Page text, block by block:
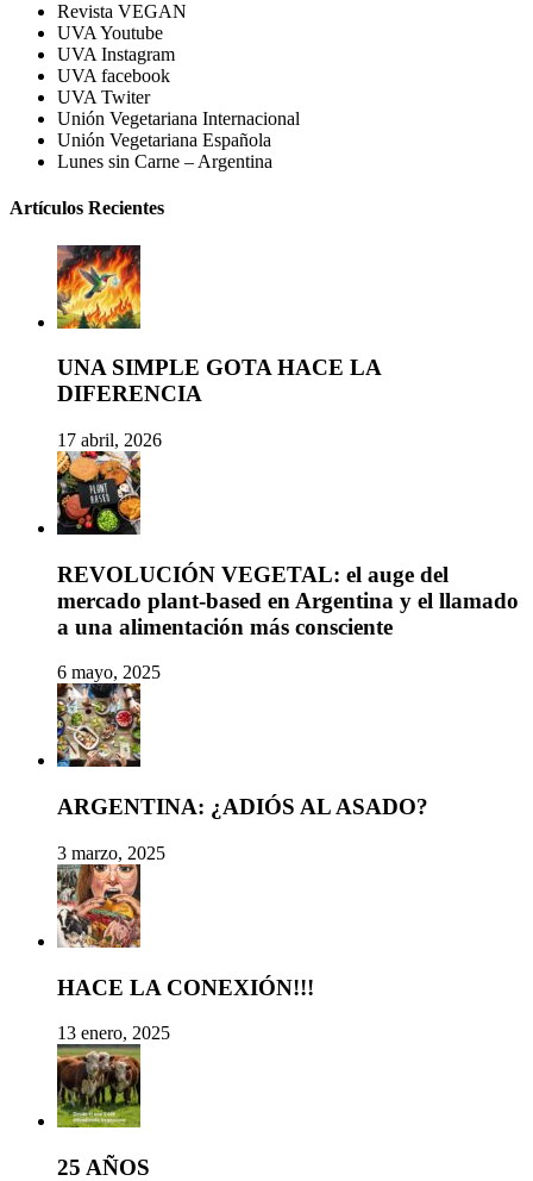
Revista VEGAN
UVA Youtube
UVA Instagram
UVA facebook
UVA Twiter
Unión Vegetariana Internacional
Unión Vegetariana Española
Lunes sin Carne – Argentina
Artículos Recientes
UNA SIMPLE GOTA HACE LA
DIFERENCIA
17 abril, 2026
REVOLUCIÓN VEGETAL: el auge del
mercado plant-based en Argentina y el llamado
a una alimentación más consciente
6 mayo, 2025
ARGENTINA: ¿ADIÓS AL ASADO?
3 marzo, 2025
HACE LA CONEXIÓN!!!
13 enero, 2025
25 AÑOS